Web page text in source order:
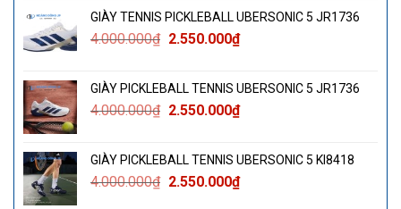
4.300.000₫.là:
2.850.000₫.
GIÀY TENNIS PICKLEBALL UBERSONIC 5 JR1736
4.000.000₫ Giá
4.000.000₫.
2.550.000₫Giá
là:
2.550.000₫.
GIÀY PICKLEBALL TENNIS UBERSONIC 5 JR1736
4.000.000₫ Giá
4.000.000₫.
2.550.000₫Giá
là:
2.550.000₫.
GIÀY PICKLEBALL TENNIS UBERSONIC 5 KI8418
4.000.000₫ Giá
2.550.000₫Giá